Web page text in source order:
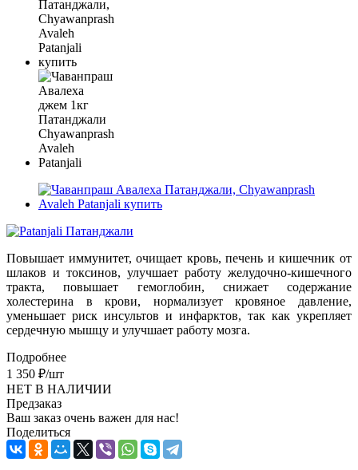
Повышает иммунитет, очищает кровь, печень и кишечник от
шлаков и токсинов, улучшает работу желудочно-кишечного
тракта, повышает гемоглобин, снижает содержание
холестерина в крови, нормализует кровяное давление,
уменьшает риск инсультов и инфарктов, так как укрепляет
сердечную мышцу и улучшает работу мозга.
Подробнее
1 350 ₽/шт
НЕТ В НАЛИЧИИ
Предзаказ
Ваш заказ очень важен для нас!
Поделиться